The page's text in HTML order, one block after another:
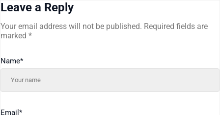
Leave a Reply
Your email address will not be published. Required fields are
marked *
Name*
Email *